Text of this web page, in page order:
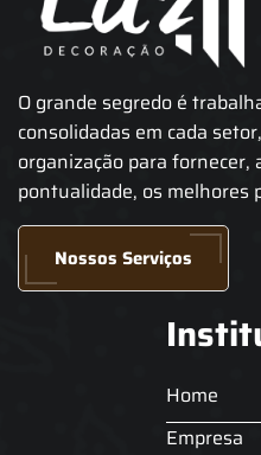
O grande segredo é
consolidadas em cada
organização para fornecer,
pontualidade, os melhores
Nossos Serviços
Home
Empresa